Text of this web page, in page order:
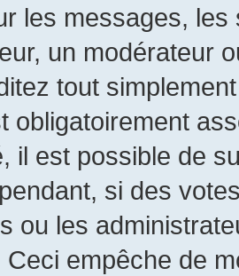
les messages,
un modérateur
tout
obligatoirement
il est possible de
si des
ou les
empêche de